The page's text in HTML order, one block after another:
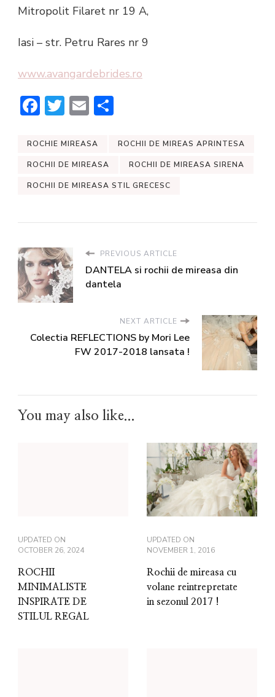
Mitropolit Filaret nr 19 A,
Iasi – str. Petru Rares nr 9
www.avangardebrides.ro
Facebook
Twitter
Email
ROCHIE MIREASA ROCHII DE MIREAS APRINTESA
ROCHII DE MIREASA ROCHII DE MIREASA SIRENA
ROCHII DE MIREASA STIL GRECESC
PREVIOUS ARTICLE
DANTELA si rochii de mireasa din
dantela
NEXT ARTICLE
Colectia REFLECTIONS by Mori Lee
FW 2017-2018 lansata !
You may also like...
UPDATED ON
OCTOBER 26, 2024
ROCHII
MINIMALISTE
INSPIRATE DE
STILUL REGAL
UPDATED ON
NOVEMBER 1, 2016
Rochii de mireasa cu
volane reintrepretate
in sezonul 2017 !